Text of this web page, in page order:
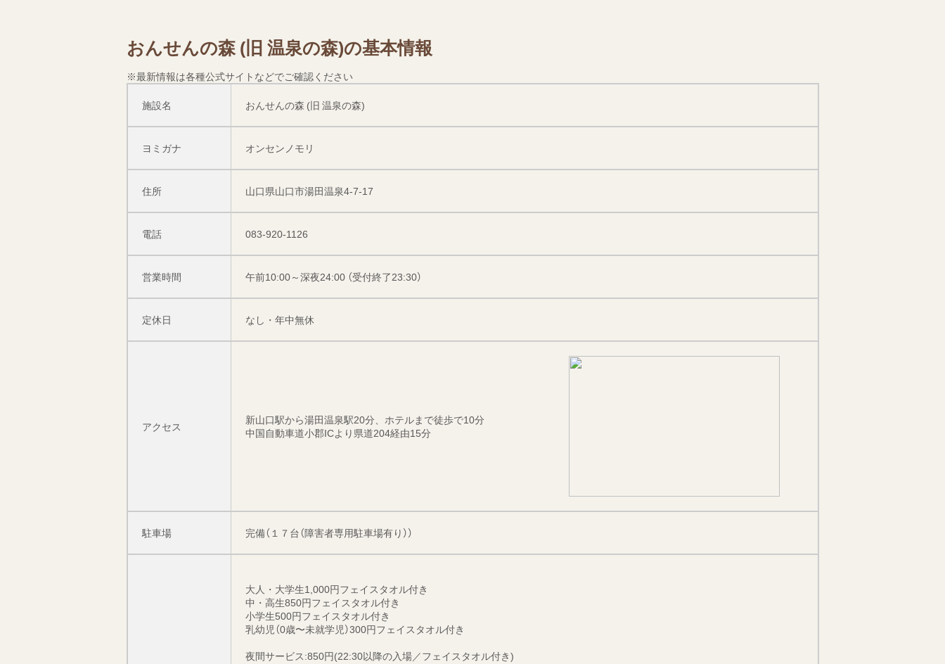
おんせんの森 (旧 温泉の森)の基本情報
※最新情報は各種公式サイトなどでご確認ください
施設名 おんせんの森 (旧 温泉の森)
ヨミガナ オンセンノモリ
住所 山口県山口市湯田温泉4-7-17
電話 083-920-1126
営業時間 午前10:00～深夜24:00 （受付終了23:30）
定休日 なし・年中無休
アクセス
新山口駅から湯田温泉駅20分、ホテルまで徒歩で10分
中国自動車道小郡ICより県道204経由15分
駐車場 完備（１７台（障害者専用駐車場有り））
大人・大学生1,000円フェイスタオル付き
中・高生850円フェイスタオル付き
小学生500円フェイスタオル付き
乳幼児（0歳〜未就学児）300円フェイスタオル付き
夜間サービス:850円(22:30以降の入場／フェイスタオル付き)